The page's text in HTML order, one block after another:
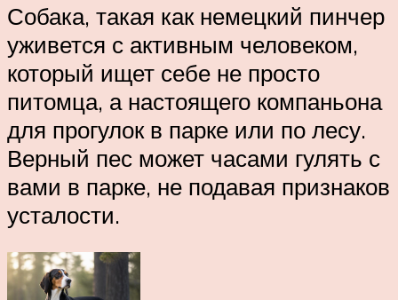
Собака, такая как немецкий пинчер
уживется с активным человеком,
который ищет себе не просто
питомца, а настоящего компаньона
для прогулок в парке или по лесу.
Верный пес может часами гулять с
вами в парке, не подавая признаков
усталости.